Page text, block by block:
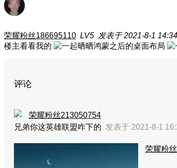
荣耀粉丝186695110 LV5 发表于 2021-8-1 14:34
楼主看看我的
评论
荣耀粉丝213050754
兄弟你这英雄联盟咋下的 发表于 2021-8-1
荣耀粉